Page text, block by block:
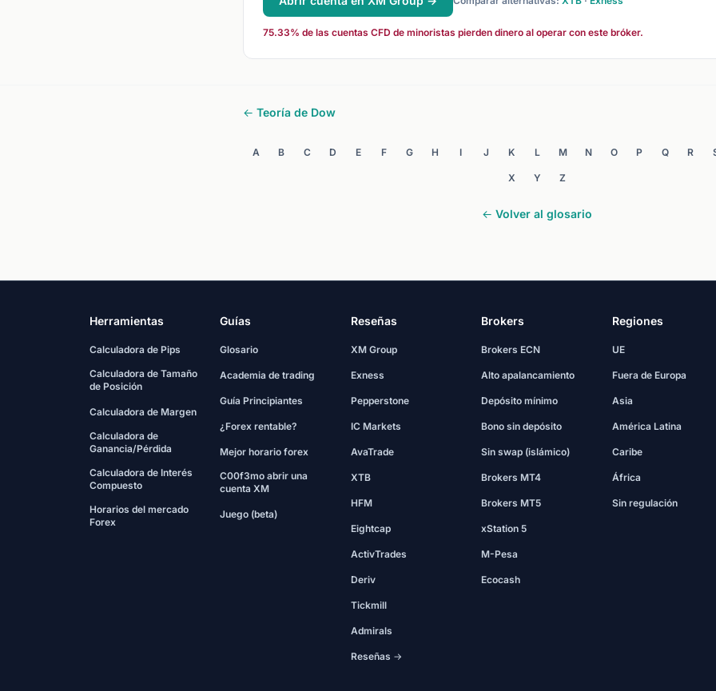
75.33% de las cuentas CFD de minoristas pierden dinero al operar con este bróker.
← Teoría de Dow
A B C D E F G H I J K L M N O P Q R
X Y Z
← Volver al glosario
Herramientas
Calculadora de Pips
Calculadora de Tamaño
de Posición
Calculadora de Margen
Calculadora de
Ganancia/Pérdida
Calculadora de Interés
Compuesto
Horarios del mercado
Forex
Guías
Glosario
Academia de trading
Guía Principiantes
¿Forex rentable?
Mejor horario forex
C00f3mo abrir una
cuenta XM
Juego (beta)
Reseñas
XM Group
Exness
Pepperstone
IC Markets
AvaTrade
XTB
HFM
Eightcap
ActivTrades
Deriv
Tickmill
Admirals
Reseñas →
Brokers
Brokers ECN
Alto apalancamiento
Depósito mínimo
Bono sin depósito
Sin swap (islámico)
Brokers MT4
Brokers MT5
xStation 5
M-Pesa
Ecocash
Regiones
UE
Fuera de Europa
Asia
América Latina
Caribe
África
Sin regulación